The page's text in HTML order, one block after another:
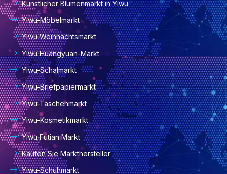
Künstlicher Blumenmarkt in Yiwu
Yiwu-Möbelmarkt
Yiwu-Weihnachtsmarkt
Yiwu Huangyuan-Markt
Yiwu-Schalmarkt
Yiwu-Briefpapiermarkt
Yiwu-Taschenmarkt
Yiwu-Kosmetikmarkt
Yiwu Futian Markt
Kaufen Sie Markthersteller
Yiwu-Schuhmarkt